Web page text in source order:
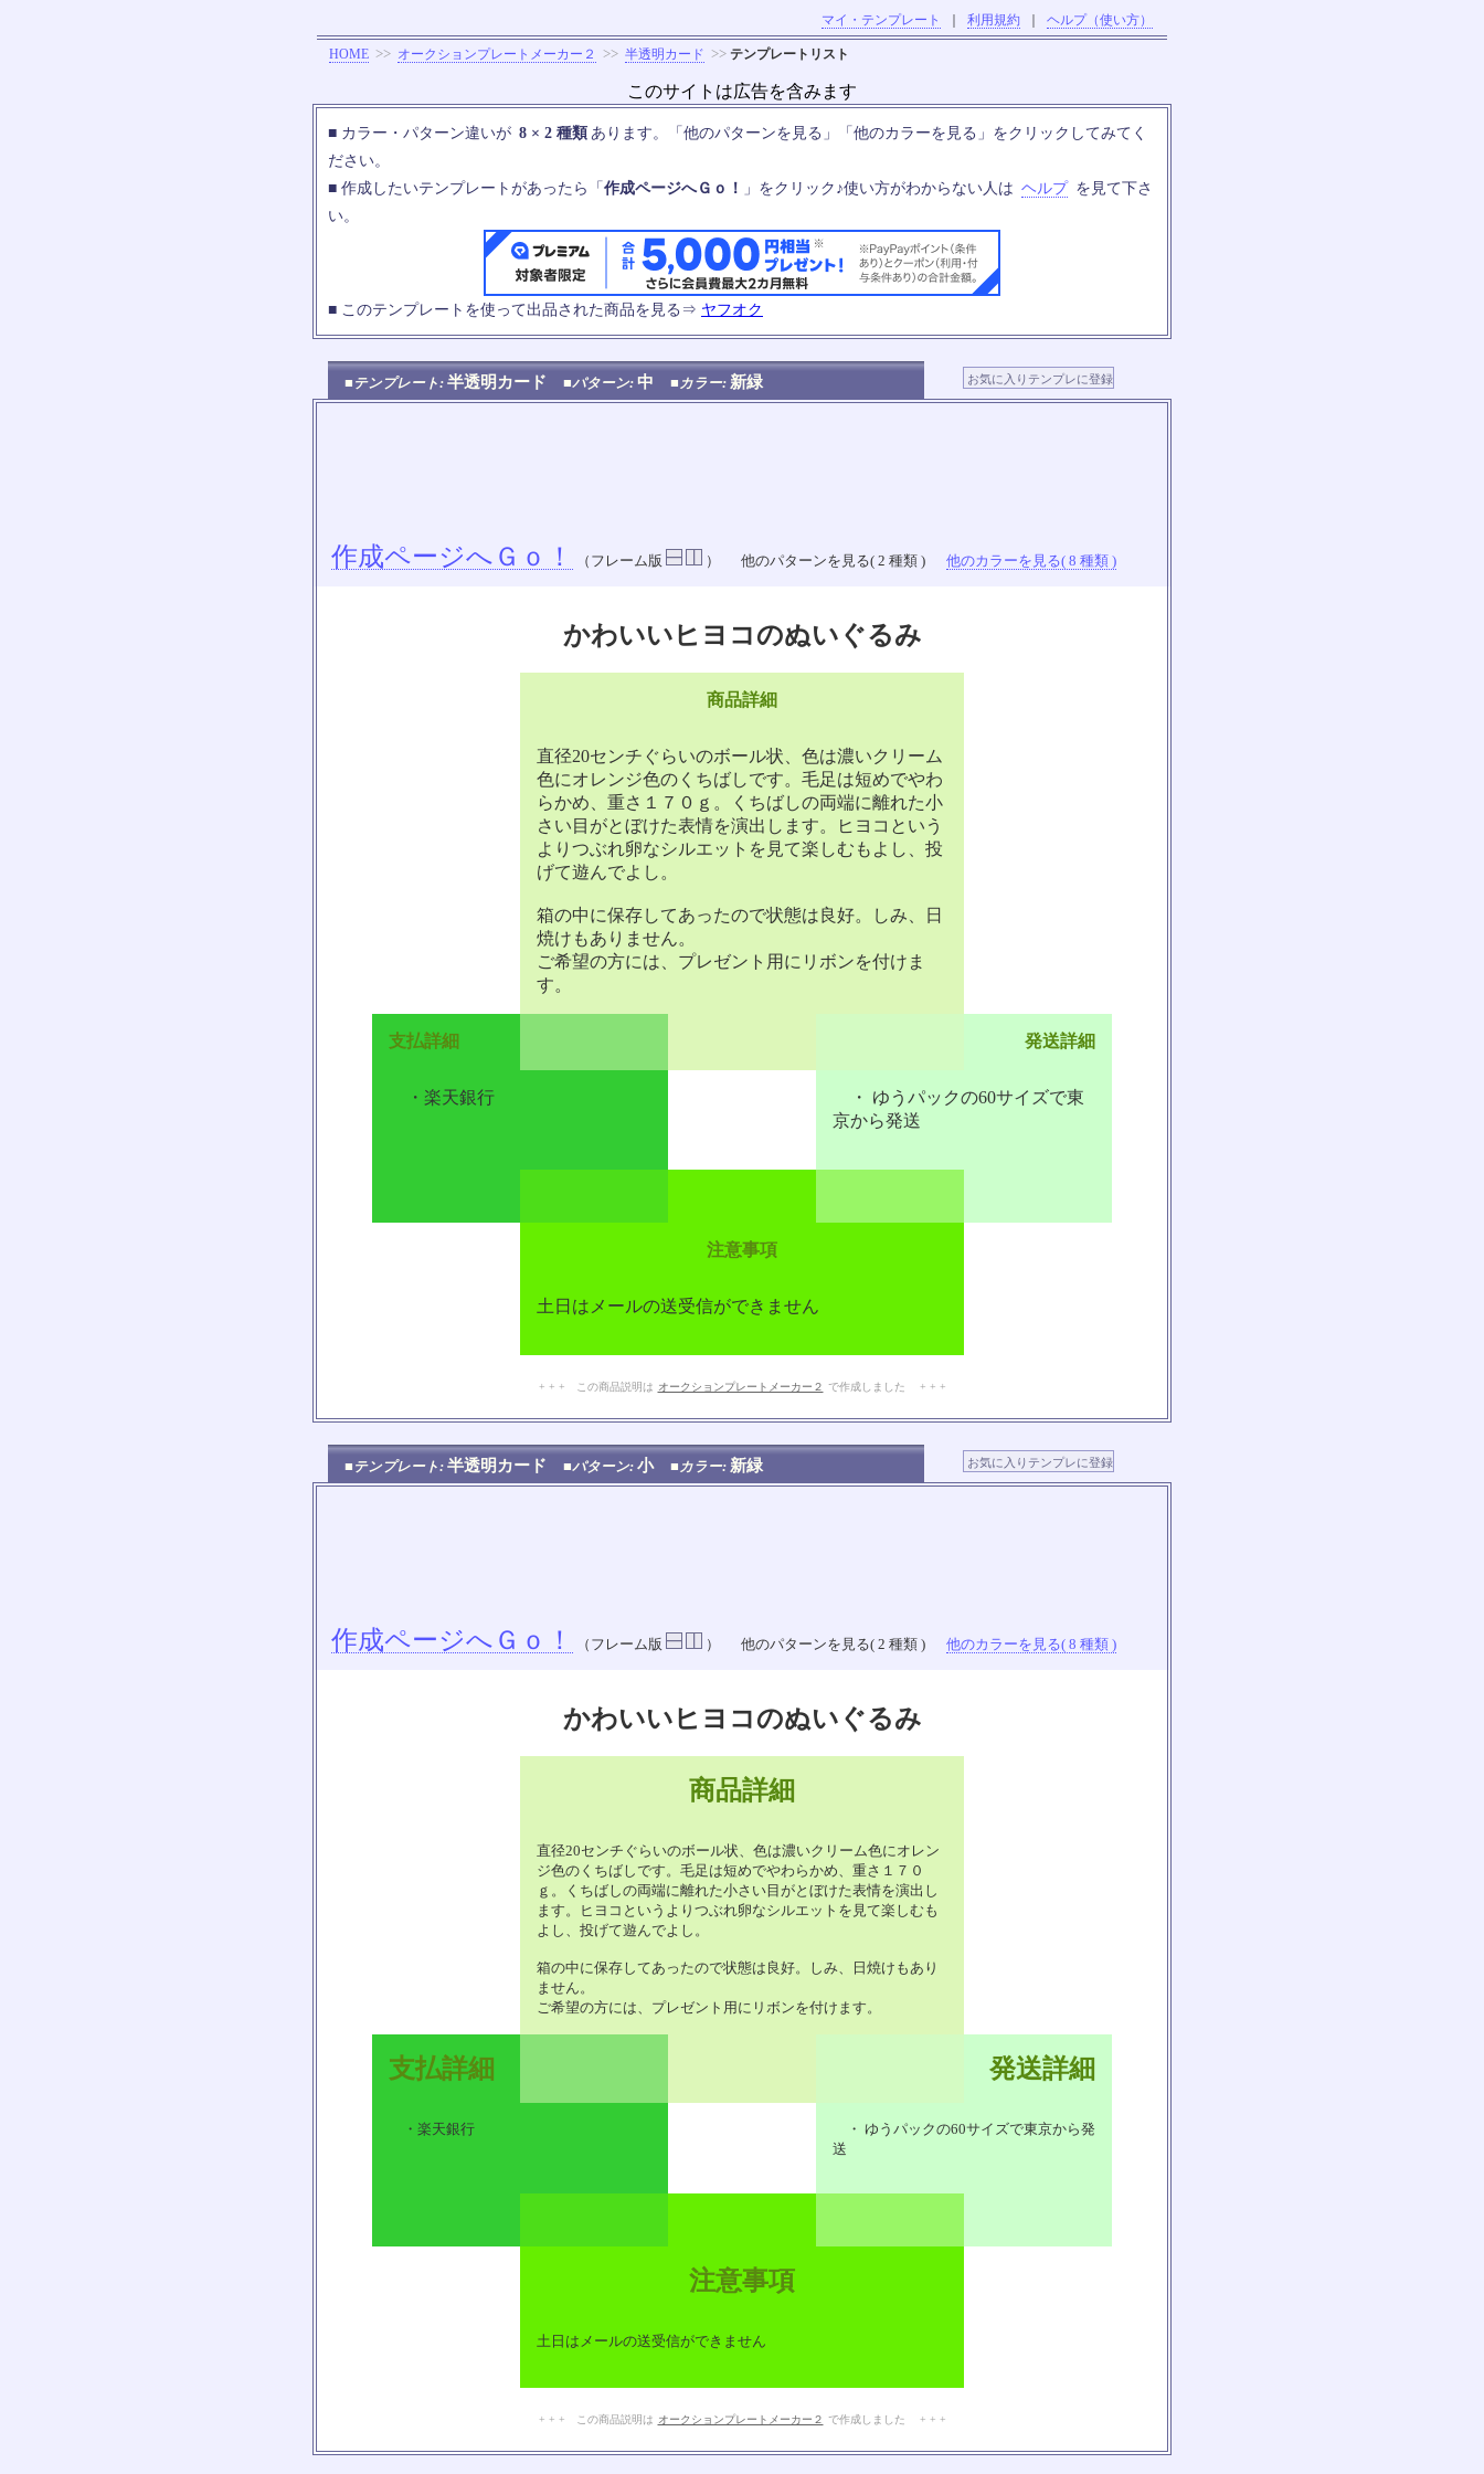
マイ・テンプレート 利用規約 ヘルプ（使い方）
HOME >> オークションプレートメーカー２ >> 半透明カード >> テンプレートリスト
このサイトは広告を含みます
■ カラー・パターン違いが 8 × 2 種類 あります。「他のパターンを見る」「他のカラーを見る」をクリックしてみてく
ださい。
■ 作成したいテンプレートがあったら「 作成ページへＧｏ！ 」をクリック♪使い方がわからない人は ヘルプ を見て下さ
い。
■ このテンプレートを使って出品された商品を見る⇒ ヤフオク
■テンプレート: 半透明カード ■パターン: 中 ■カラー: 新緑
作成ページへＧｏ！ （フレーム版 ） 他のパターンを見る( 2 種類 ) 他のカラーを見る( 8 種類 )
かわいいヒヨコのぬいぐるみ
商品詳細
直径20センチぐらいのボール状、色は濃いクリーム
色にオレンジ色のくちばしです。毛足は短めでやわ
らかめ、重さ１７０ｇ。くちばしの両端に離れた小
さい目がとぼけた表情を演出します。ヒヨコという
よりつぶれ卵なシルエットを見て楽しむもよし、投
げて遊んでよし。
箱の中に保存してあったので状態は良好。しみ、日
焼けもありません。
ご希望の方には、プレゼント用にリボンを付けま
す。
支払詳細 発送詳細
・楽天銀行
・ ゆうパックの60サイズで東
京から発送
注意事項
土日はメールの送受信ができません
+ + + この商品説明は オークションプレートメーカー２ で作成しました + + +
■テンプレート: 半透明カード ■パターン: 小 ■カラー: 新緑
作成ページへＧｏ！ （フレーム版 ） 他のパターンを見る( 2 種類 ) 他のカラーを見る( 8 種類 )
かわいいヒヨコのぬいぐるみ
商品詳細
直径20センチぐらいのボール状、色は濃いクリーム色にオレン
ジ色のくちばしです。毛足は短めでやわらかめ、重さ１７０
ｇ。くちばしの両端に離れた小さい目がとぼけた表情を演出し
ます。ヒヨコというよりつぶれ卵なシルエットを見て楽しむも
よし、投げて遊んでよし。
箱の中に保存してあったので状態は良好。しみ、日焼けもあり
ません。
ご希望の方には、プレゼント用にリボンを付けます。
支払詳細 発送詳細
・楽天銀行
・ ゆうパックの60サイズで東京から発
送
注意事項
土日はメールの送受信ができません
+ + + この商品説明は オークションプレートメーカー２ で作成しました + + +